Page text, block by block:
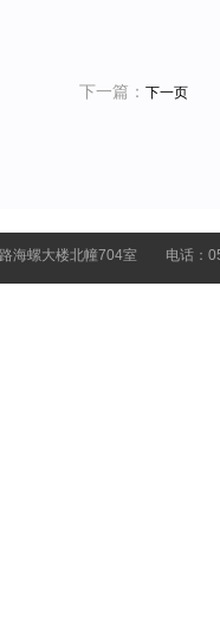
下一篇：下一页
海螺大楼北幢704室 电话：